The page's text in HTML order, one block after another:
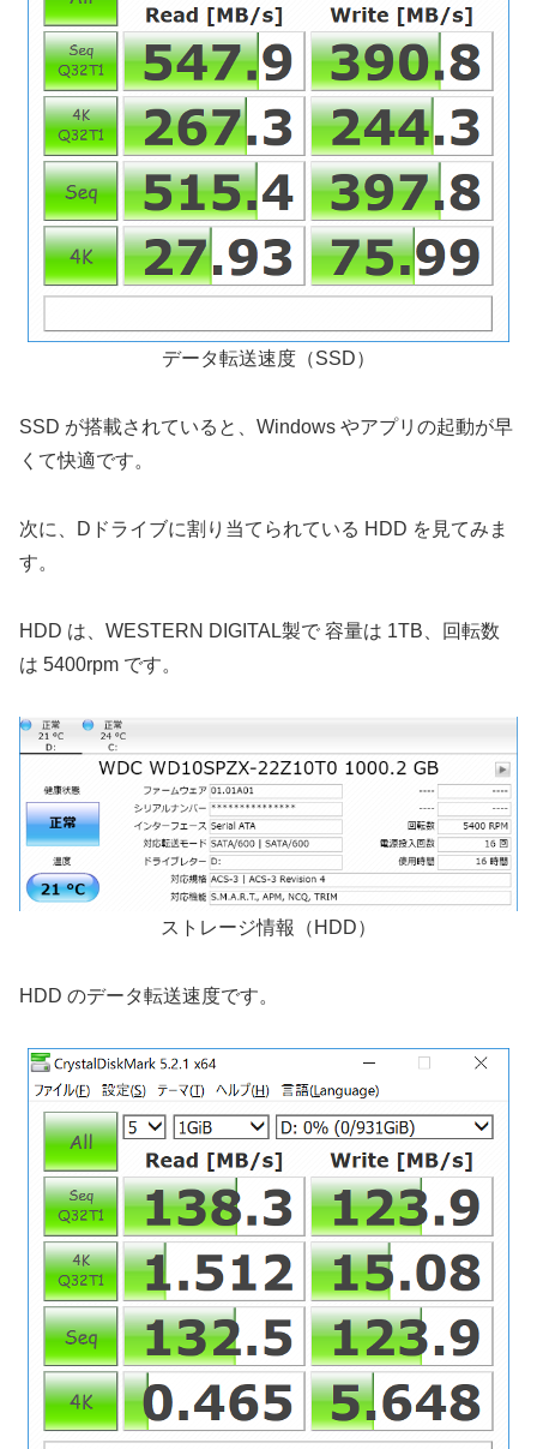
データ転送速度（SSD）
SSD が搭載されていると、Windows やアプリの起動が早
くて快適です。
次に、Dドライブに割り当てられている HDD を見てみま
す。
HDD は、WESTERN DIGITAL製で 容量は 1TB、回転数
は 5400rpm です。
ストレージ情報（HDD）
HDD のデータ転送速度です。